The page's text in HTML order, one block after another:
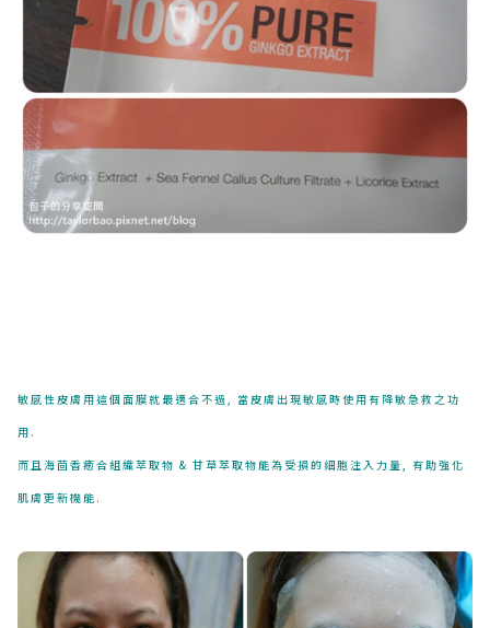
敏感性皮膚用這個面膜就最適合不過, 當皮膚出現敏感時使用有降敏急救之功
用.
而且海茴香癒合組織萃取物 & 甘草萃取物能為受損的細胞注入力量, 有助強化
肌膚更新機能.